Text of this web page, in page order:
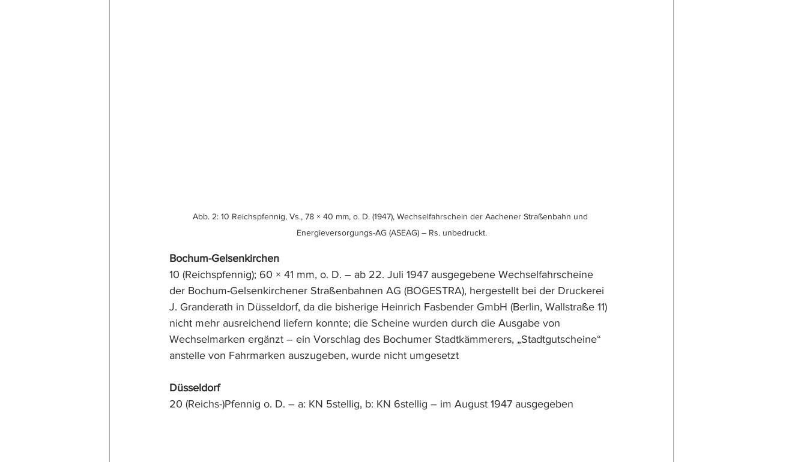
Abb. 2: 10 Reichspfennig, Vs., 78 × 40 mm, o. D. (1947), Wechselfahrschein der Aachener Straßenbahn und
Energieversorgungs-AG (ASEAG) – Rs. unbedruckt.
Bochum-Gelsenkirchen
10 (Reichspfennig); 60 × 41 mm, o. D. – ab 22. Juli 1947 ausgegebene Wechselfahrscheine
der Bochum-Gelsenkirchener Straßenbahnen AG (BOGESTRA), hergestellt bei der Druckerei
J. Granderath in Düsseldorf, da die bisherige Heinrich Fasbender GmbH (Berlin, Wallstraße 11)
nicht mehr ausreichend liefern konnte; die Scheine wurden durch die Ausgabe von
Wechselmarken ergänzt – ein Vorschlag des Bochumer Stadtkämmerers, „Stadtgutscheine“
anstelle von Fahrmarken auszugeben, wurde nicht umgesetzt
Düsseldorf
20 (Reichs-)Pfennig o. D. – a: KN 5stellig, b: KN 6stellig – im August 1947 ausgegeben